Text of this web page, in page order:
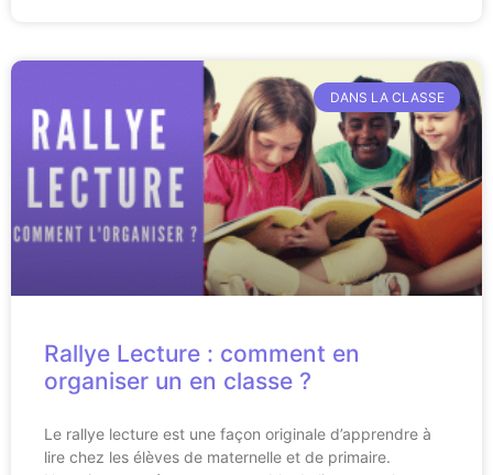
DANS LA CLASSE
Rallye Lecture : comment en
organiser un en classe ?
Le rallye lecture est une façon originale d’apprendre à
lire chez les élèves de maternelle et de primaire.